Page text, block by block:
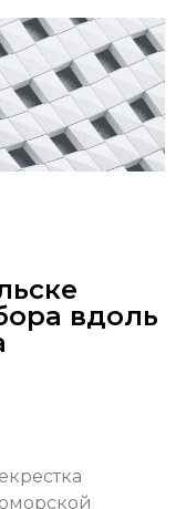
вдоль